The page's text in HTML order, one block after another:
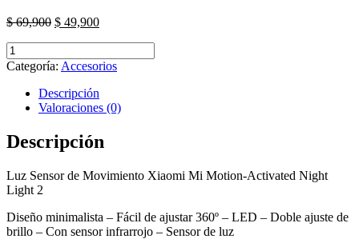
$69,900 El
era:
$ 49,900El
es:
Luz
nocturna
activada
movimiento
2
cantidad
Categoría: Accesorios
Descripción
Valoraciones (0)
Descripción
Luz Sensor de Movimiento Xiaomi Mi Motion-Activated Night
Light 2
Diseño minimalista – Fácil de ajustar 360º – LED – Doble ajuste de
brillo – Con sensor infrarrojo – Sensor de luz